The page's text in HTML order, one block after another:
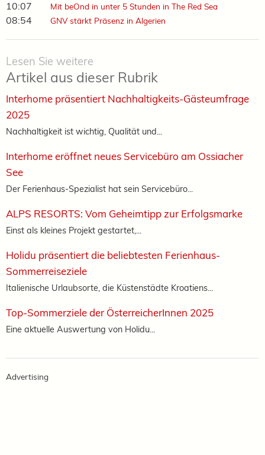
10:07 Mit beOnd in unter 5 Stunden in The Red Sea
08:54 GNV stärkt Präsenz in Algerien
Lesen Sie weitere
Artikel aus dieser Rubrik
Interhome präsentiert Nachhaltigkeits-Gästeumfrage
2025
Nachhaltigkeit ist wichtig, Qualität und...
Interhome eröffnet neues Servicebüro am Ossiacher
See
Der Ferienhaus-Spezialist hat sein Servicebüro...
ALPS RESORTS: Vom Geheimtipp zur Erfolgsmarke
Einst als kleines Projekt gestartet,...
Holidu präsentiert die beliebtesten Ferienhaus-
Sommerreiseziele
Italienische Urlaubsorte, die Küstenstädte Kroatiens...
Top-Sommerziele der ÖsterreicherInnen 2025
Eine aktuelle Auswertung von Holidu...
Advertising